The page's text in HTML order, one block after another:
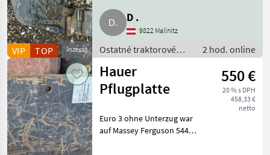
Inzerát
VIP TOP
D .
9822 Mallnitz
Ostatné traktorové
komponenty /
Frontálne váhy
2 hod. online
Hauer
Pflugplatte
550 €
20 % s DPH
458,33 €
netto
Euro 3 ohne Unterzug war
auf Massey Ferguson 5445